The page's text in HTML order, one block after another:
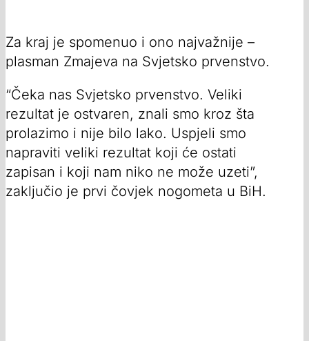
Za kraj je spomenuo i ono najvažnije –
plasman Zmajeva na Svjetsko prvenstvo.
“Čeka nas Svjetsko prvenstvo. Veliki
rezultat je ostvaren, znali smo kroz šta
prolazimo i nije bilo lako. Uspjeli smo
napraviti veliki rezultat koji će ostati
zapisan i koji nam niko ne može uzeti”,
zaključio je prvi čovjek nogometa u BiH.